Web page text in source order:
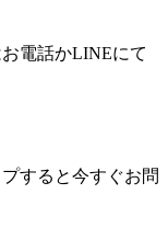
電話かLINEにて
すると今すぐお問